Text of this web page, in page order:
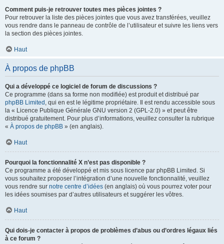
Comment puis-je retrouver toutes mes pièces jointes ?
Pour retrouver la liste des pièces jointes que vous avez transférées, veuillez
vous rendre dans le panneau de contrôle de l’utilisateur et suivre les liens vers
la section des pièces jointes.
Haut
À propos de phpBB
Qui a développé ce logiciel de forum de discussions ?
Ce programme (dans sa forme non modifiée) est produit et distribué par
phpBB Limited , qui en est le légitime propriétaire. Il est rendu accessible sous
la « Licence Publique Générale GNU version 2 (GPL-2.0) » et peut être
distribué gratuitement. Pour plus d’informations, veuillez consulter la rubrique
« À propos de phpBB » (en anglais).
Haut
Pourquoi la fonctionnalité X n’est pas disponible ?
Ce programme a été développé et mis sous licence par phpBB Limited. Si
vous souhaitez proposer l’intégration d’une nouvelle fonctionnalité, veuillez
vous rendre sur notre centre d’idées (en anglais) où vous pourrez voter pour
les idées soumises par d’autres utilisateurs et suggérer les vôtres.
Haut
Qui dois-je contacter à propos de problèmes d’abus ou d’ordres légaux liés
à ce forum ?